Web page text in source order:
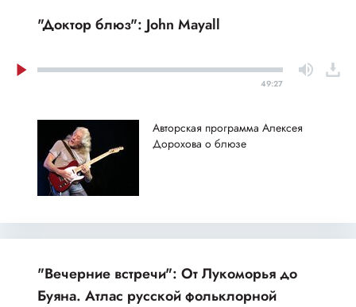
"Доктор блюз": John Mayall
49:27
Авторская программа Алексея
Дорохова о блюзе
"Вечерние встречи": От Лукоморья до
Буяна. Атлас русской фольклорной